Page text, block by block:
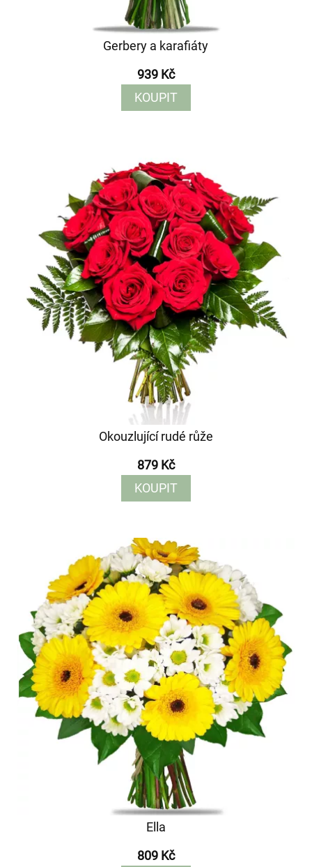
Gerbery a karafiáty
939 Kč
KOUPIT
Okouzlující rudé růže
879 Kč
KOUPIT
Ella
809 Kč